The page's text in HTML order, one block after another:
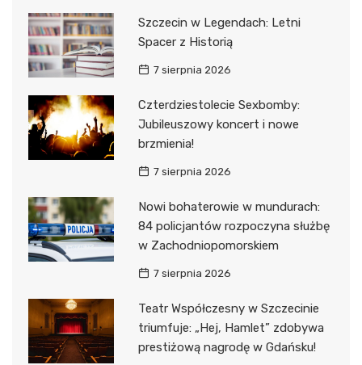
Szczecin w Legendach: Letni
Spacer z Historią
7 sierpnia 2026
Czterdziestolecie Sexbomby:
Jubileuszowy koncert i nowe
brzmienia!
7 sierpnia 2026
Nowi bohaterowie w mundurach:
84 policjantów rozpoczyna służbę
w Zachodniopomorskiem
7 sierpnia 2026
Teatr Współczesny w Szczecinie
triumfuje: „Hej, Hamlet” zdobywa
prestiżową nagrodę w Gdańsku!